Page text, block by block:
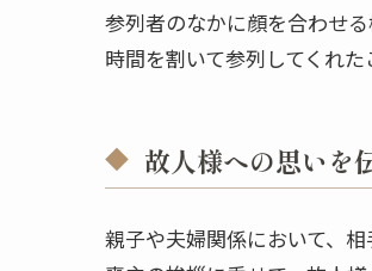
参列者のなかに顔を合わせ
時間を割いて参列してくれ
故人様への思いを
親子や夫婦関係において、